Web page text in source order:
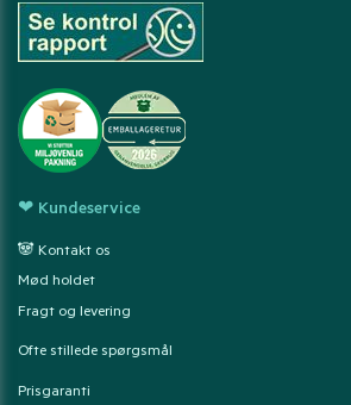
❤ Kundeservice
🐼 Kontakt os
Mød holdet
Fragt og levering
Ofte stillede spørgsmål
Prisgaranti